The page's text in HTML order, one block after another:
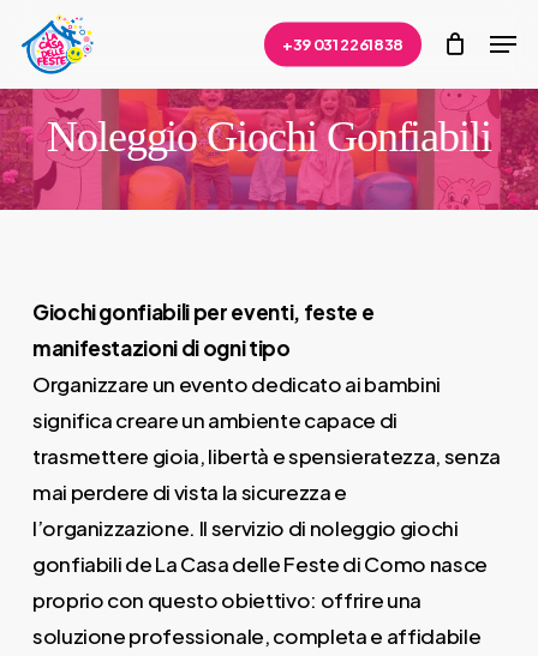
main
content
+39 031 2261838
Noleggio Giochi Gonfiabili
Giochi gonfiabili per eventi, feste e
manifestazioni di ogni tipo
Organizzare un evento dedicato ai bambini
significa creare un ambiente capace di
trasmettere gioia, libertà e spensieratezza, senza
mai perdere di vista la sicurezza e
l’organizzazione. Il servizio di noleggio giochi
gonfiabili de La Casa delle Feste di Como nasce
proprio con questo obiettivo: offrire una
soluzione professionale, completa e affidabile
Menu